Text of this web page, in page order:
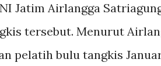
Jatim Airlangga
tersebut. Menurut
pelatih bulu tangkis